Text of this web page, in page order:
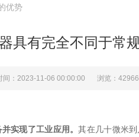
优势
具有完全不同于常
间：2023-11-06 00:00:00 浏览：
实现了工业应用。其在几十微米